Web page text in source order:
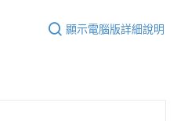
顯示電腦版詳細說明